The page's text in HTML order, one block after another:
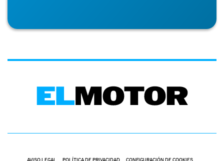
AVISO LEGAL POLÍTICA DE PRIVACIDAD CONFIGURACIÓN DE COOKIES